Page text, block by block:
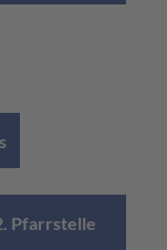
Pfarrstelle